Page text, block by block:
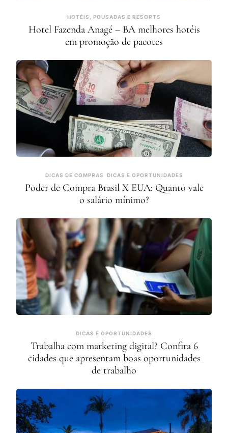
HOTÉIS, POUSADAS E RESORTS
Hotel Fazenda Anagé – BA melhores hotéis
em promoção de pacotes
DICAS DE COMPRAS DICAS E OPORTUNIDADES
Poder de Compra Brasil X EUA: Quanto vale
o salário mínimo?
DICAS E OPORTUNIDADES
Trabalha com marketing digital? Confira 6
cidades que apresentam boas oportunidades
de trabalho